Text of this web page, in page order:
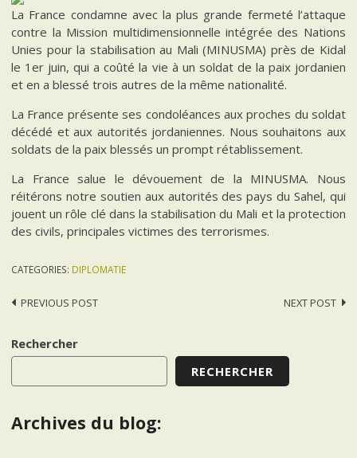
La France condamne avec la plus grande fermeté l’attaque
contre la Mission multidimensionnelle intégrée des Nations
Unies pour la stabilisation au Mali (MINUSMA) près de Kidal
le 1er juin, qui a coûté la vie à un soldat de la paix jordanien
et en a blessé trois autres de la même nationalité.
La France présente ses condoléances aux proches du soldat
décédé et aux autorités jordaniennes. Nous souhaitons aux
soldats de la paix blessés un prompt rétablissement.
La France salue le dévouement de la MINUSMA. Nous
réitérons notre soutien aux autorités des pays du Sahel, qui
jouent un rôle clé dans la stabilisation du Mali et la protection
des civils, principales victimes des terrorismes.
CATEGORIES: DIPLOMATIE
Post
PREVIOUS POST NEXT POST
Rechercher
RECHERCHER
Archives du blog: